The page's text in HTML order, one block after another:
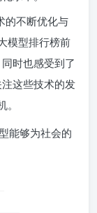
的不断优化与
模型排行榜前
时也感受到了
这些技术的发
能够为社会的